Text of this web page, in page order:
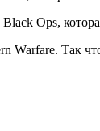
Ops,
Warfare. Так